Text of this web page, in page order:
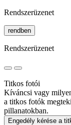
Rendszerüzenet
rendben
Rendszerüzenet
Titkos fotói
Kíváncsi vagy
a titkos fotók
pillanatokban.
Engedély kérése a